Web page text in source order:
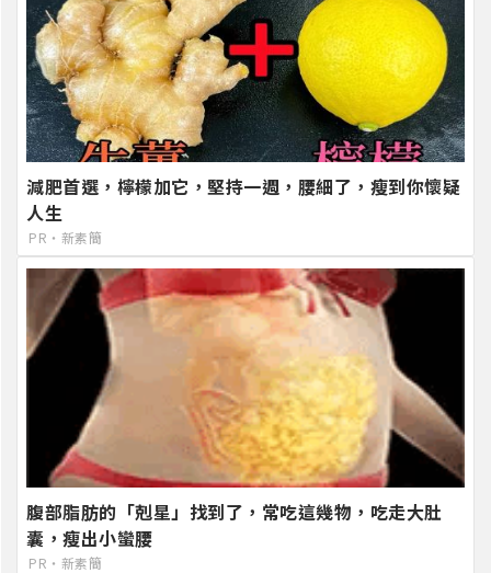
減肥首選，檸檬加它，堅持一週，腰細了，瘦到你懷疑
人生
PR・新素簡
腹部脂肪的「剋星」找到了，常吃這幾物，吃走大肚
囊，瘦出小蠻腰
PR・新素簡